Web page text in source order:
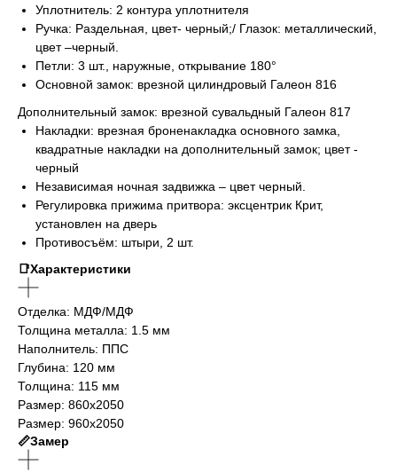
Уплотнитель: 2 контура уплотнителя
Ручка: Раздельная, цвет- черный;/ Глазок: металлический,
цвет –черный.
Петли: 3 шт., наружные, открывание 180°
Основной замок: врезной цилиндровый Галеон 816
Дополнительный замок: врезной сувальдный Галеон 817
Накладки: врезная броненакладка основного замка,
квадратные накладки на дополнительный замок; цвет -
черный
Независимая ночная задвижка – цвет черный.
Регулировка прижима притвора: эксцентрик Крит,
установлен на дверь
Противосъём: штыри, 2 шт.
📑Характеристики
Отделка: МДФ/МДФ
Толщина металла: 1.5 мм
Наполнитель: ППС
Глубина: 120 мм
Толщина: 115 мм
Размер: 860х2050
Размер: 960х2050
📏Замер